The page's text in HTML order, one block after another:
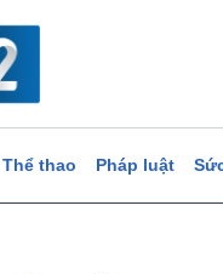
Thể thao Pháp luật